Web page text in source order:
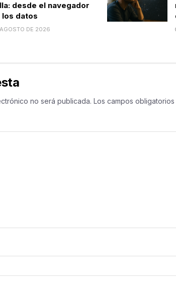
desde el navegador
los datos
DE 2026
no será publicada. Los campos